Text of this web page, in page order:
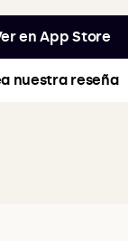
en App Store
nuestra reseña